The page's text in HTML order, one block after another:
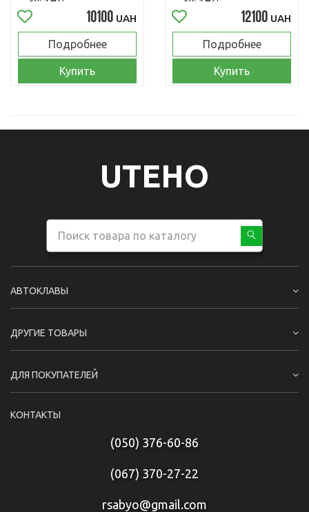
10100 UAH
Подробнее
Купить
12100 UAH
Подробнее
Купить
UTEHO
АВТОКЛАВЫ
ДРУГИЕ ТОВАРЫ
ДЛЯ ПОКУПАТЕЛЕЙ
КОНТАКТЫ
(050) 376-60-86
(067) 370-27-22
rsabyo@gmail.com